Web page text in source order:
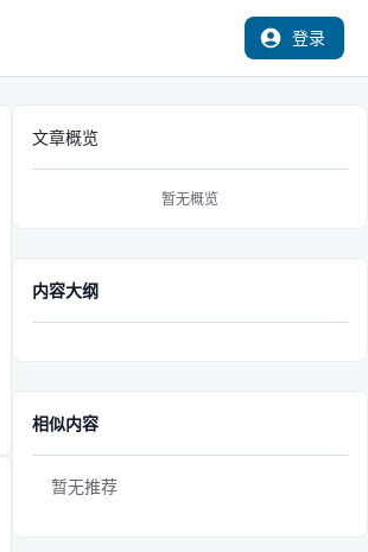
登录
文章概览
暂无概览
内容大纲
相似内容
暂无推荐